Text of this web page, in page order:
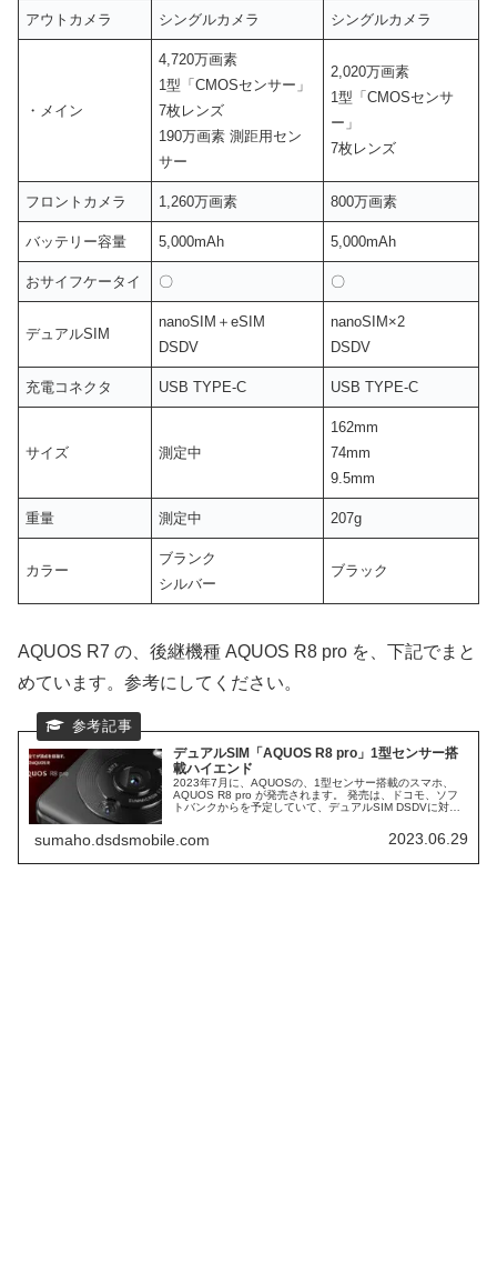
アウトカメラ シングルカメラ シングルカメラ
・メイン
4,720万画素
1型「CMOSセンサー」
7枚レンズ
190万画素 測距用セン
サー
2,020万画素
1型「CMOSセンサ
ー」
7枚レンズ
フロントカメラ 1,260万画素 800万画素
バッテリー容量 5,000mAh 5,000mAh
おサイフケータイ 〇 〇
デュアルSIM
nanoSIM＋eSIM
DSDV
nanoSIM×2
DSDV
充電コネクタ USB TYPE-C USB TYPE-C
サイズ 測定中
162mm
74mm
9.5mm
重量 測定中 207g
カラー
ブランク
シルバー
ブラック
AQUOS R7 の、後継機種 AQUOS R8 pro を、下記でまと
めています。参考にしてください。
デュアルSIM「AQUOS R8 pro」1型センサー搭
載ハイエンド
2023年7月に、AQUOSの、1型センサー搭載のスマホ、
AQUOS R8 pro が発売されます。 発売は、ドコモ、ソフ
トバンクからを予定していて、デュアルSIM DSDVに対応
2 を搭載したハイエンドスマホの登場です。
sumaho.dsdsmobile.com 2023.06.29